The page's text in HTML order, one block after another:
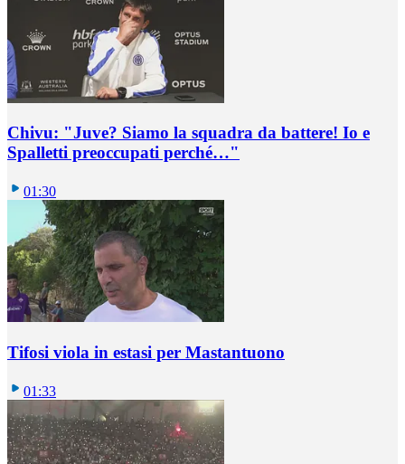
Chivu: "Juve? Siamo la squadra da battere! Io e
Spalletti preoccupati perché…"
01:30
Tifosi viola in estasi per Mastantuono
01:33